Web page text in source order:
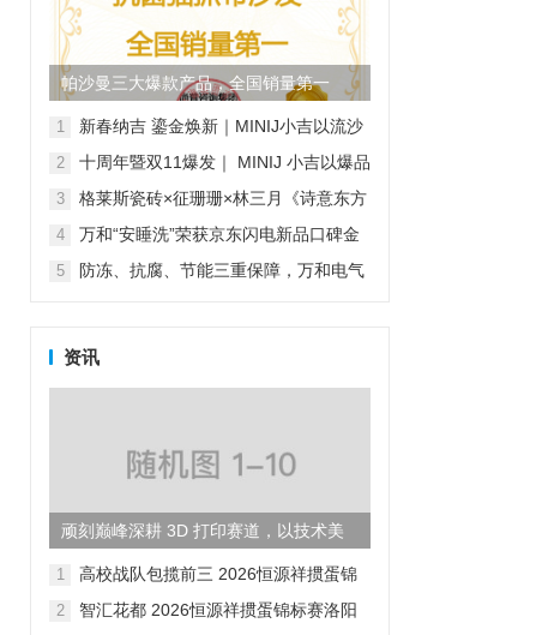
帕沙曼三大爆款产品，全国销量第一
1
新春纳吉 鎏金焕新｜MINIJ小吉以流沙
2
十周年暨双11爆发｜ MINIJ 小吉以爆品
样
3
格莱斯瓷砖×征珊珊×林三月《诗意东方
4
万和“安睡洗”荣获京东闪电新品口碑金
5
防冻、抗腐、节能三重保障，万和电气
资讯
顽刻巅峰深耕 3D 打印赛道，以技术美
学重构国货鞋履产业新格...
1
高校战队包揽前三 2026恒源祥掼蛋锦
2
智汇花都 2026恒源祥掼蛋锦标赛洛阳